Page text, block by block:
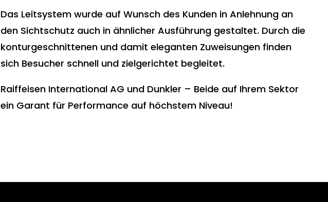
Das Leitsystem wurde auf Wunsch des Kunden in Anlehnung an
den Sichtschutz auch in ähnlicher Ausführung gestaltet. Durch die
konturgeschnittenen und damit eleganten Zuweisungen finden
sich Besucher schnell und zielgerichtet begleitet.
Raiffeisen International AG und Dunkler – Beide auf Ihrem Sektor
ein Garant für Performance auf höchstem Niveau!